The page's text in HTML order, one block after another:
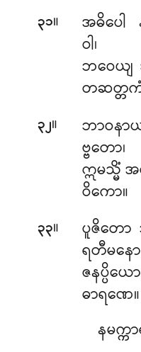
၃၁။
အဓိပေါ
ဝါ၊
ဘဝေယျ
တဆတ္တ
၃၂။
ဘာဝန
ဗ္ဗတော၊
ဣမသ္မိံ အ
ဝိကော။
၃၃။
ပူဇိတော
ရတီမနော
ဇနပ္ပိယ
ဓာရဏေ။
နမက္က